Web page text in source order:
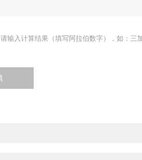
请输入计算结果（填写阿拉伯数字），如：三